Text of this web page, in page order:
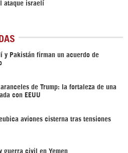
ataque israelí
y Pakistán firman un acuerdo de
de Trump: la fortaleza de una
con EEUU
aviones cisterna tras tensiones
guerra civil en Yemen